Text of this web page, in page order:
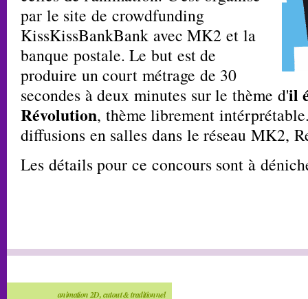
par le site de crowdfunding
KissKissBankBank avec MK2 et la
banque postale. Le but est de
produire un court métrage de 30
secondes à deux minutes sur le thème d'il
Révolution, thème librement
diffusions en salles dans le réseau MK2,
Les détails pour ce concours sont à
animation 2D, cutout & traditionnel